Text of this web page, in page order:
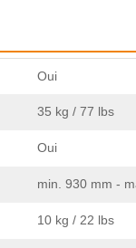
Oui
35 kg / 77 lbs
Oui
min. 930 mm -
10 kg / 22 lbs